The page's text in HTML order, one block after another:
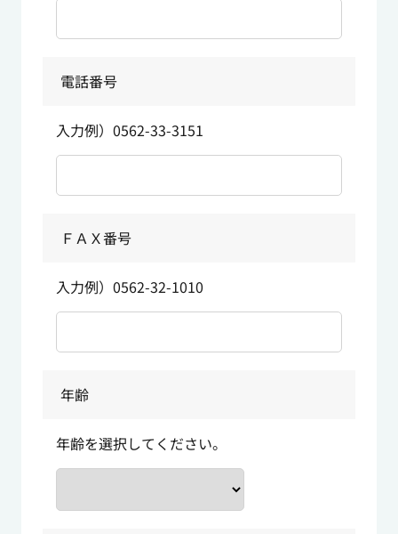
電話番号
入力例）0562-33-3151
ＦＡＸ番号
入力例）0562-32-1010
年齢
年齢を選択してください。